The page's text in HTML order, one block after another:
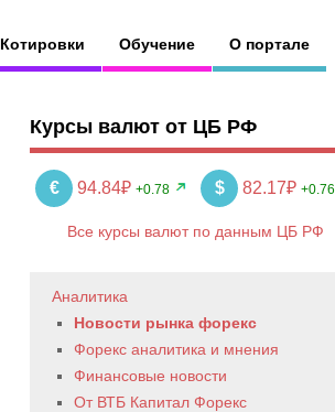
Котировки Обучение О портале
Курсы валют от ЦБ РФ
€ 94.84₽ +0.78 $ 82.17₽ +0.76
Все курсы валют по данным ЦБ РФ
Аналитика
Новости рынка форекс
Форекс аналитика и мнения
Финансовые новости
От ВТБ Капитал Форекс